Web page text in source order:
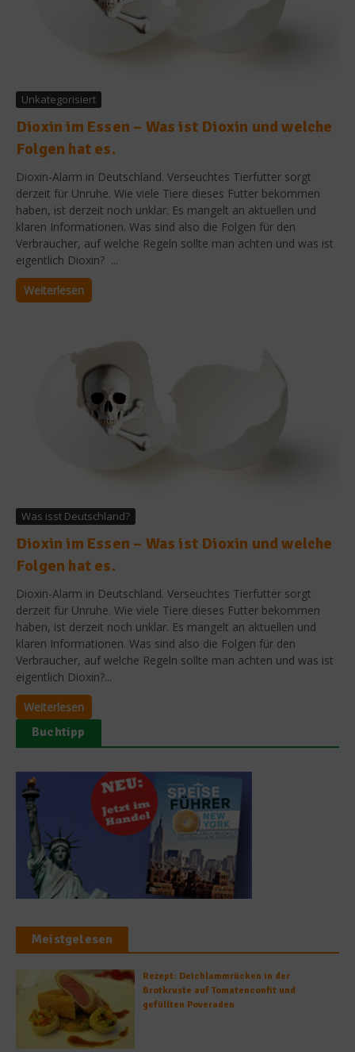
Unkategorisiert
Dioxin im Essen – Was ist Dioxin und welche
Folgen hat es.
Dioxin-Alarm in Deutschland. Verseuchtes Tierfutter sorgt
derzeit für Unruhe. Wie viele Tiere dieses Futter bekommen
haben, ist derzeit noch unklar. Es mangelt an aktuellen und
klaren Informationen. Was sind also die Folgen für den
Verbraucher, auf welche Regeln sollte man achten und was ist
eigentlich Dioxin? ...
Weiterlesen
Was isst Deutschland?
Dioxin im Essen – Was ist Dioxin und welche
Folgen hat es.
Dioxin-Alarm in Deutschland. Verseuchtes Tierfutter sorgt
derzeit für Unruhe. Wie viele Tiere dieses Futter bekommen
haben, ist derzeit noch unklar. Es mangelt an aktuellen und
klaren Informationen. Was sind also die Folgen für den
Verbraucher, auf welche Regeln sollte man achten und was ist
eigentlich Dioxin?...
Weiterlesen
Buchtipp
Meistgelesen
Rezept: Deichlammrücken in der
Brotkruste auf Tomatenconfit und
gefüllten Poveraden